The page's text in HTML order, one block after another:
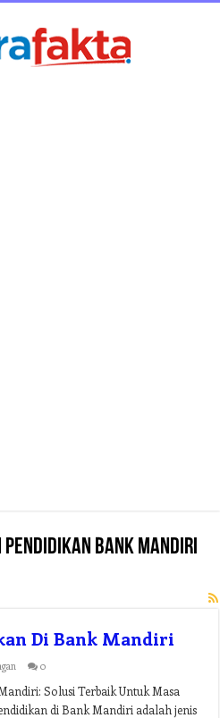
pendidikan bank mandiri
Di Bank Mandiri
0
Solusi Terbaik Untuk Masa
di Bank Mandiri adalah jenis